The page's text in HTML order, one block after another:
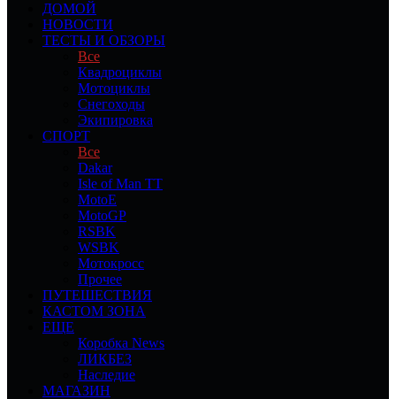
ДОМОЙ
НОВОСТИ
ТЕСТЫ И ОБЗОРЫ
Все
Квадроциклы
Мотоциклы
Снегоходы
Экипировка
СПОРТ
Все
Dakar
Isle of Man TT
MotoE
MotoGP
RSBK
WSBK
Мотокросс
Прочее
ПУТЕШЕСТВИЯ
КАСТОМ ЗОНА
ЕЩЕ
Коробка News
ЛИКБЕЗ
Наследие
МАГАЗИН